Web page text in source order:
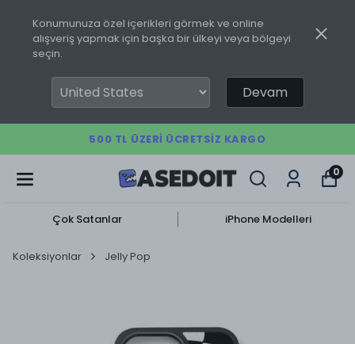
Konumunuza özel içerikleri görmek ve online
alışveriş yapmak için başka bir ülkeyi veya bölgeyi
seçin.
Devam
500 TL ÜZERI ÜCRETSIZ KARGO
0
Çok Satanlar iPhone Modelleri
Koleksiyonlar Jelly Pop